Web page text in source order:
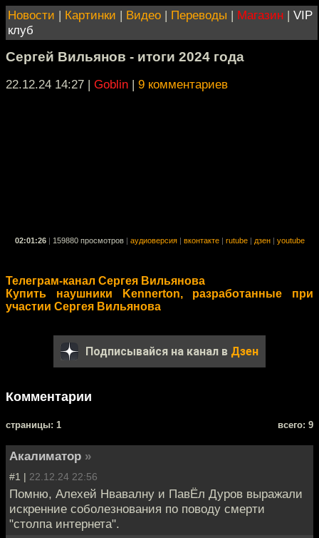
Новости | Картинки | Видео | Переводы | Магазин | VIP
клуб
Сергей Вильянов - итоги 2024 года
22.12.24 14:27 | Goblin | 9 комментариев
02:01:26 159880 просмотров аудиоверсия вконтакте rutube дзен youtube
Телеграм-канал Сергея Вильянова
Купить наушники Kennerton, разработанные при
участии Сергея Вильянова
Подписывайся на канал в Дзен
Комментарии
cтраницы: 1 всего: 9
Акалиматор »
#1 | 22.12.24 22:56
Помню, Алехей Нвавалну и ПавЁл Дуров выражали
искренние соболезнования по поводу смерти
"столпа интернета".